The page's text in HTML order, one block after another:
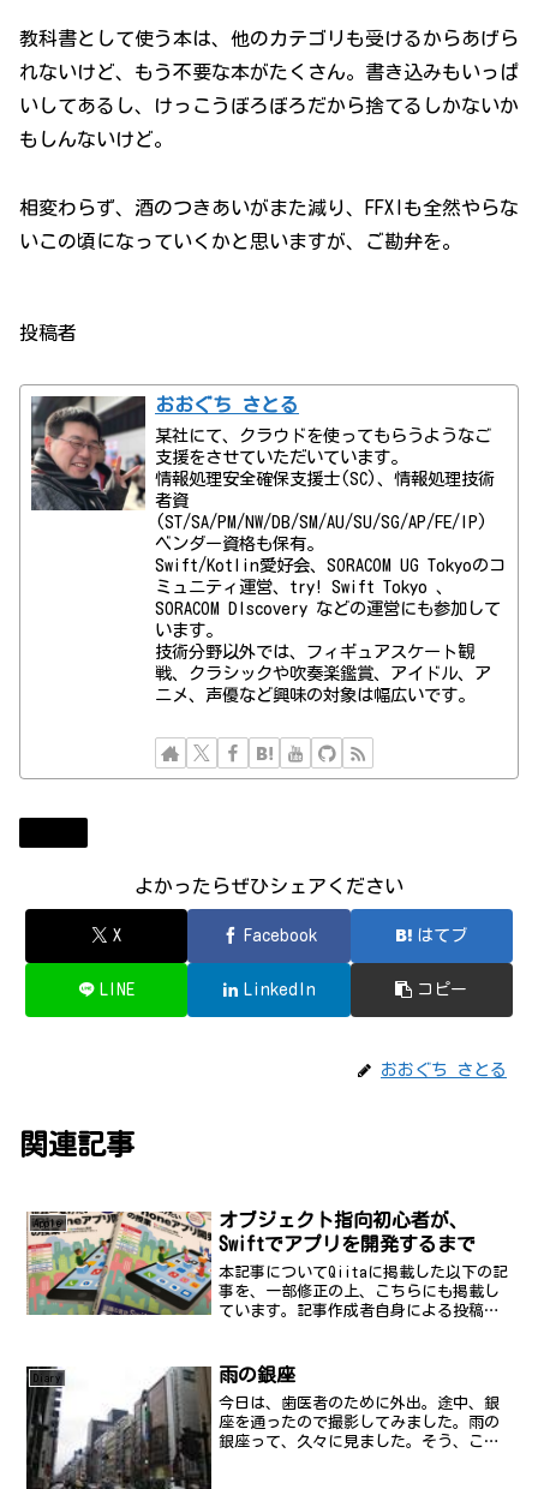
教科書として使う本は、他のカテゴリも受けるからあげら
れないけど、もう不要な本がたくさん。書き込みもいっぱ
いしてあるし、けっこうぼろぼろだから捨てるしかないか
もしんないけど。
相変わらず、酒のつきあいがまた減り、FFXIも全然やらな
いこの頃になっていくかと思いますが、ご勘弁を。
投稿者
おおぐち さとる
某社にて、クラウドを使ってもらうようなご
支援をさせていただいています。
情報処理安全確保支援士(SC)、情報処理技術
者資
(ST/SA/PM/NW/DB/SM/AU/SU/SG/AP/FE/IP)
ベンダー資格も保有。
Swift/Kotlin愛好会、SORACOM UG Tokyoのコ
ミュニティ運営、try! Swift Tokyo 、
SORACOM DIscovery などの運営にも参加して
います。
技術分野以外では、フィギュアスケート観
戦、クラシックや吹奏楽鑑賞、アイドル、ア
ニメ、声優など興味の対象は幅広いです。
よかったらぜひシェアください
X Facebook はてブ
LINE LinkedIn コピー
おおぐち さとる
関連記事
Apple
オブジェクト指向初心者が、
Swiftでアプリを開発するまで
本記事についてQiitaに掲載した以下の記
事を、一部修正の上、こちらにも掲載し
ています。記事作成者自身による投稿で
ドベントカレンダー18日目を書きます...
Diary 雨の銀座
今日は、歯医者のために外出。途中、銀
座を通ったので撮影してみました。雨の
銀座って、久々に見ました。そう、ここ